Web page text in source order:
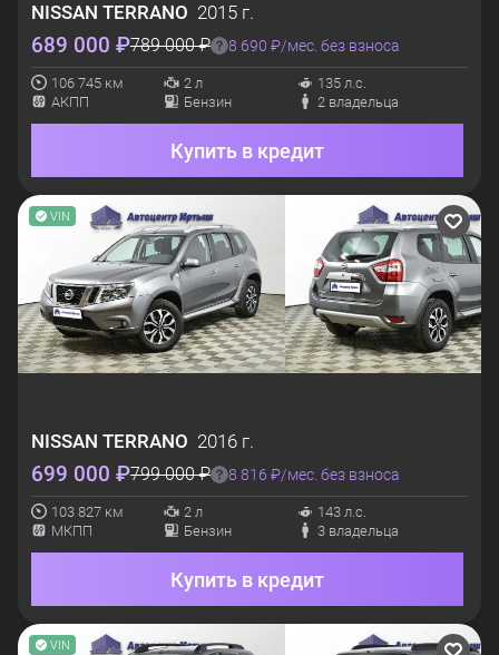
NISSAN TERRANO 2015 г.
689 000 ₽789 000 ₽ 8 690 ₽/мес. без взноса
106 745 км 2 л
135 л.с.
АКПП
Бензин 2 владельца
Купить в кредит
VIN
NISSAN TERRANO 2016 г.
699 000 ₽799 000 ₽ 8 816 ₽/мес. без взноса
103 827 км 2 л
143 л.с.
МКПП
Бензин 3 владельца
Купить в кредит
VIN